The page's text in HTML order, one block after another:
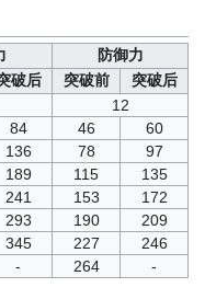
防御力
破后 突破前
突破后
12
84 46
60
136 78
97
189 115
135
241 153
172
293 190
209
345 227
246
- 264 -